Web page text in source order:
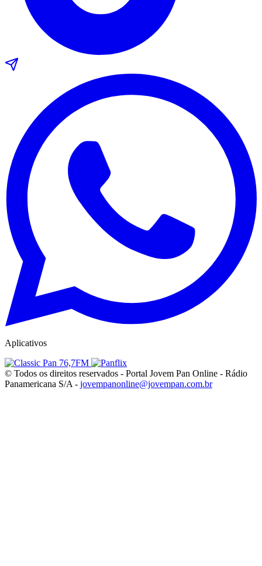
Aplicativos
© Todos os direitos reservados - Portal Jovem Pan Online - Rádio
Panamericana S/A - jovempanonline@jovempan.com.br